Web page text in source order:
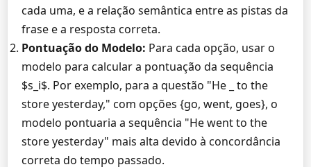
cada uma, e a relação semântica entre as pistas da
frase e a resposta correta.
Pontuação do Modelo: Para cada opção, usar o
modelo para calcular a pontuação da sequência
$s_i$. Por exemplo, para a questão "He _ to the
store yesterday," com opções {go, went, goes}, o
modelo pontuaria a sequência "He went to the
store yesterday" mais alta devido à concordância
correta do tempo passado.